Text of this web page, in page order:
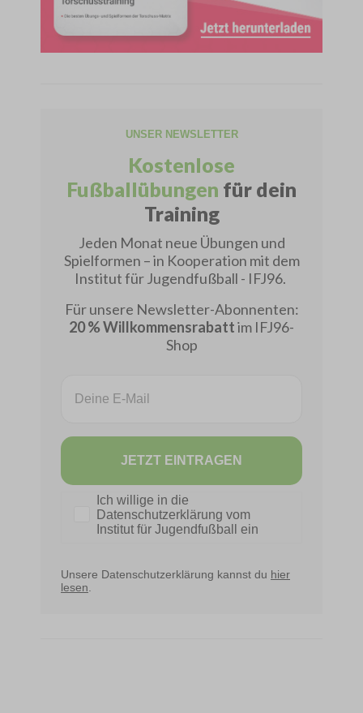
UNSER NEWSLETTER
Kostenlose
Fußballübungen für dein
Training
Jeden Monat neue Übungen und
Spielformen – in Kooperation mit dem
Institut für Jugendfußball - IFJ96.
Für unsere Newsletter-Abonnenten:
20 % Willkommensrabattim IFJ96-
Shop
JETZT EINTRAGEN
Datenschutz
Ich willige in die
Datenschutzerklärung vom
Institut für Jugendfußball ein
Unsere Datenschutzerklärung kannst du hier
lesen